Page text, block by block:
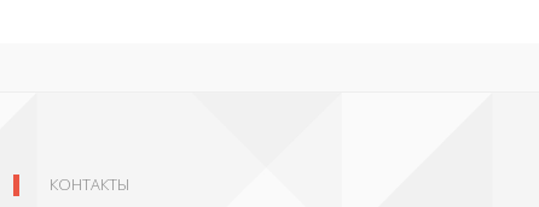
КОНТАКТЫ